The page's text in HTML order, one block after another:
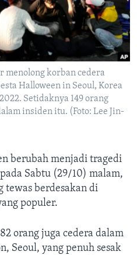
menolong korban cedera
Halloween in Seoul, Korea
Setidaknya 149 orang
insiden itu. (Foto: Lee Jin-
berubah menjadi tragedi
Sabtu (29/10) malam,
tewas berdesakan di
populer.
orang juga cedera dalam
Seoul, yang penuh sesak